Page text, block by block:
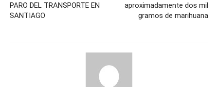
PARO DEL TRANSPORTE EN
SANTIAGO
aproximadamente dos mil
gramos de marihuana